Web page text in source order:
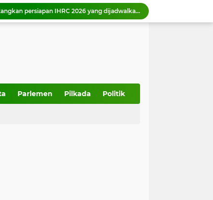
Wali Kota Zulmaeta Dukung Kepengurusan Baru KONI Payakumbuh, Bidik Prestasi di Porprov 2026
Walikota Payakumbuh 2026
Pemko Payakumbuh dukung percepatan sertifikasi halal bagi pelaku usaha
Parlemen Pilkada Politik